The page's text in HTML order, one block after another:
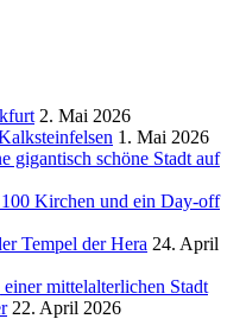
2. Mai 2026
1. Mai 2026
gigantisch schöne Stadt auf
Kirchen und ein Day-off
Tempel der Hera 24. April
mittelalterlichen Stadt
22. April 2026